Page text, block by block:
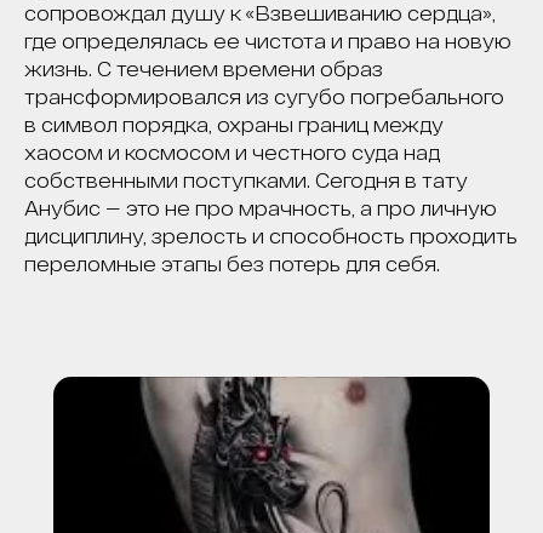
сопровождал душу к «Взвешиванию сердца»,
где определялась ее чистота и право на новую
жизнь. С течением времени образ
трансформировался из сугубо погребального
в символ порядка, охраны границ между
хаосом и космосом и честного суда над
собственными поступками. Сегодня в тату
Анубис — это не про мрачность, а про личную
дисциплину, зрелость и способность проходить
переломные этапы без потерь для себя.